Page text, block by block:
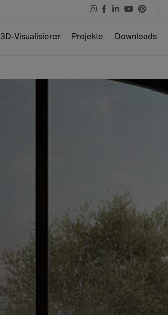
3D-Visualisierer Projekte Downloads